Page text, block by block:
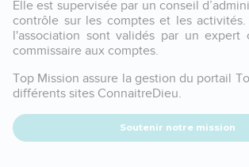
Elle est supervisée par un conseil
contrôle sur les comptes et les
l'association sont validés par un expert
commissaire aux comptes.
Top Mission assure la gestion du portail
différents sites ConnaitreDieu.
Soutenir notre mission